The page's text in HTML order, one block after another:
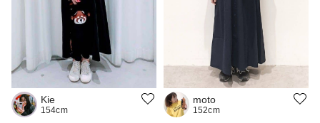
Kie
154cm
moto
152cm